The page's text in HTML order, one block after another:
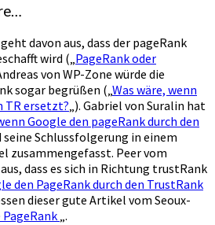
davon aus, dass der pageRank
wird („ PageRank oder
Andreas von WP-Zone würde die
sogar begrüßen („ Was wäre, wenn
TR ersetzt? „). Gabriel von Suralin hat
Google den pageRank durch den
seine Schlussfolgerung in einem
zusammengefasst. Peer vom
dass es sich in Richtung trustRank
den PageRank durch den TrustRank
dieser gute Artikel vom Seoux-
PageRank „.